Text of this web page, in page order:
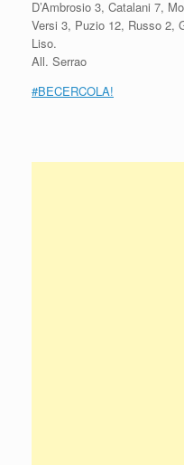
D’Ambrosio 3, Catalani 7,
Versi 3, Puzio 12, Russo 2,
Liso.
All. Serrao
#BECERCOLA!